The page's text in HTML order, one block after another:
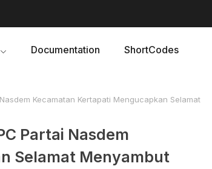
Documentation ShortCodes
Kecamatan Kertapati Mengucapkan Selamat
Partai Nasdem
Selamat Menyambut